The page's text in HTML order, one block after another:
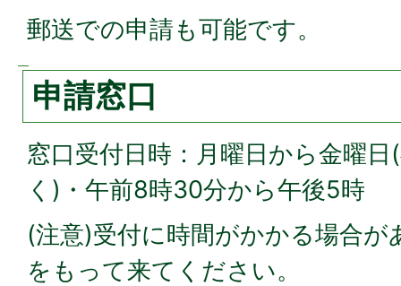
郵送での申請も可能です。
申請窓口
窓口受付日時：月曜日から金曜
く)・午前8時30分から午後5時
(注意)受付に時間がかかる場合が
をもって来てください。